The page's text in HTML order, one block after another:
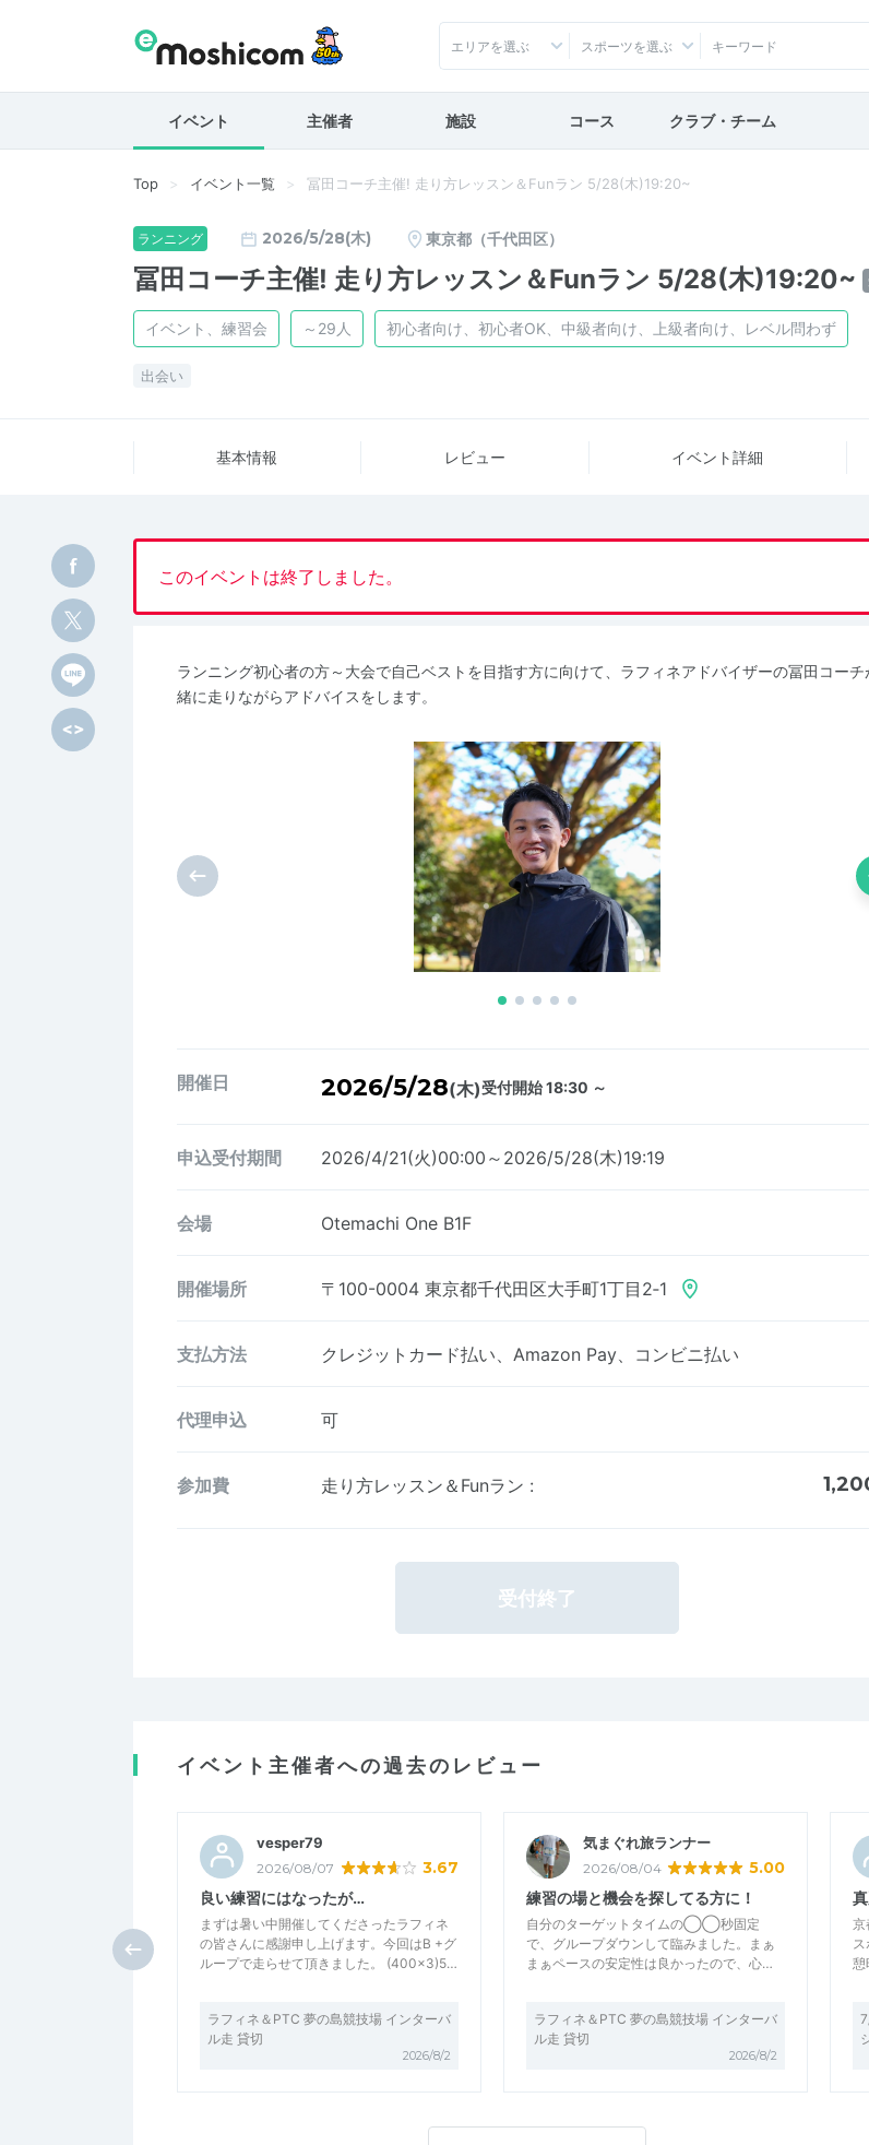
エリアを選ぶ スポーツを選ぶ
イベント 主催者 施設 コース クラブ・チーム
Top イベント一覧 冨田コーチ主催! 走り方レッスン＆Funラン 5/28(木)19:20~
ランニング 2026/5/28(木) 東京都（千代田区）
冨田コーチ主催! 走り方レッスン＆Funラン 5/28(木)19:20~
イベント、練習会 ～29人 初心者向け、初心者OK、中級者向け、上級者向け、レベル問わず
出会い
基本情報 レビュー イベント詳細
このイベントは終了しました。
ランニング初心者の方～大会で自己ベストを目指す方に向けて、ラフィネアドバイザーの冨田コーチ
緒に走りながらアドバイスをします。
開催日 2026/5/28(木)受付開始 18:30 ～
申込受付期間 2026/4/21(火)00:00～2026/5/28(木)19:19
会場 Otemachi One B1F
開催場所 〒100-0004 東京都千代田区大手町1丁目2‐1
支払方法 クレジットカード払い、Amazon Pay、コンビニ払い
代理申込 可
参加費 走り方レッスン＆Funラン :
受付終了
イベント主催者への過去のレビュー
vesper79
2026/08/07 3.67
良い練習にはなったが…
まずは暑い中開催してくださったラフィネ
の皆さんに感謝申し上げます。今回はB +グ
ループで走らせて頂きました。 (400×3)5…
ラフィネ＆PTC 夢の島競技場 インターバ
ル走 貸切
2026/8/2
気まぐれ旅ランナー
2026/08/04 5.00
練習の場と機会を探してる方に！
自分のターゲットタイムの◯◯秒固定
で、グループダウンして臨みました。まぁ
まぁペースの安定性は良かったので、心…
ラフィネ＆PTC 夢の島競技場 インターバ
ル走 貸切
2026/8/2
真
京
ス
憩